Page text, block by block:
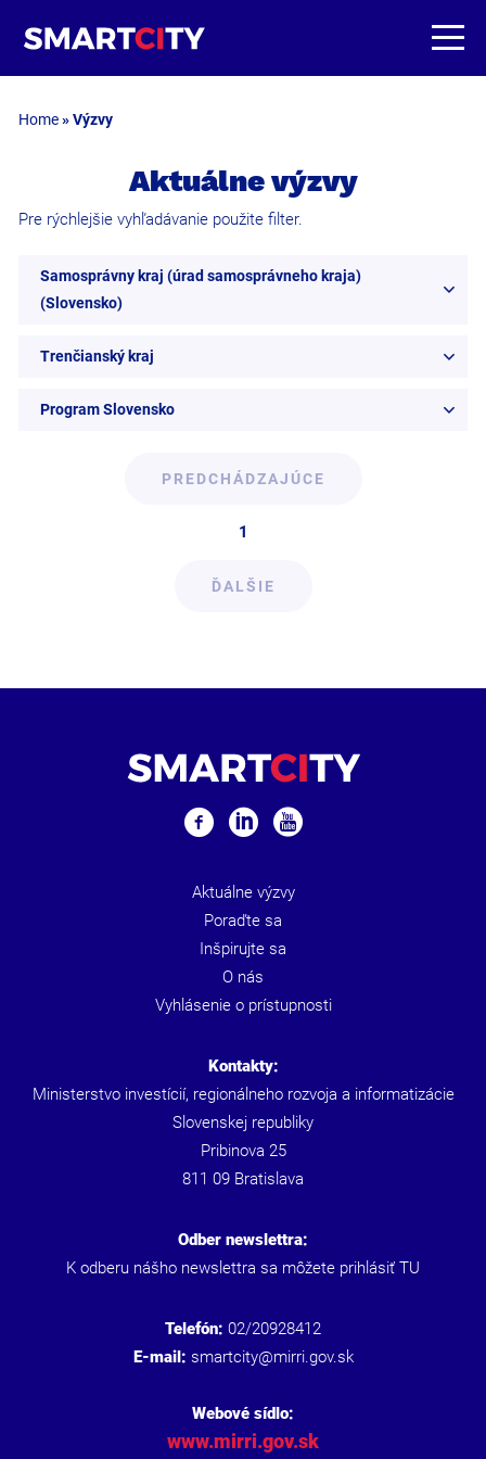
Home»Výzvy
Aktuálne výzvy
Pre rýchlejšie vyhľadávanie použite filter.
Samosprávny kraj (úrad samosprávneho kraja)
(Slovensko)
Trenčianský kraj
Program Slovensko
PREDCHÁDZAJÚCE
1
ĎALŠIE
Aktuálne výzvy
Poraďte sa
Inšpirujte sa
O nás
Vyhlásenie o prístupnosti
Kontakty:
Ministerstvo investícií, regionálneho rozvoja a informatizácie
Slovenskej republiky
Pribinova 25
811 09 Bratislava
Odber newslettra:
K odberu nášho newslettra sa môžete prihlásiť TU
Telefón: 02/20928412
E-mail: smartcity@mirri.gov.sk
Webové sídlo:
www.mirri.gov.sk